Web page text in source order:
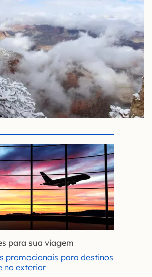
para sua viagem
promocionais para destinos
no exterior